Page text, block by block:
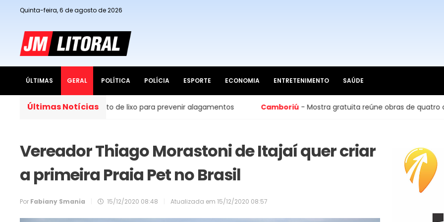
Quinta-feira, 6 de agosto de 2026
ÚLTIMAS GERAL POLÍTICA POLÍCIA ESPORTE ECONOMIA ENTRETENIMENTO SAÚDE
Últimas Notícias
correto de lixo para prevenir alagamentos Camboriú- Mostra gratuita reúne obras de quatro artistas No Paço
Vereador Thiago Morastoni de Itajaí quer criar
a primeira Praia Pet no Brasil
Por Fabiany Smania 15/12/2020 08:48 Atualizada em 15/12/2020 08:57